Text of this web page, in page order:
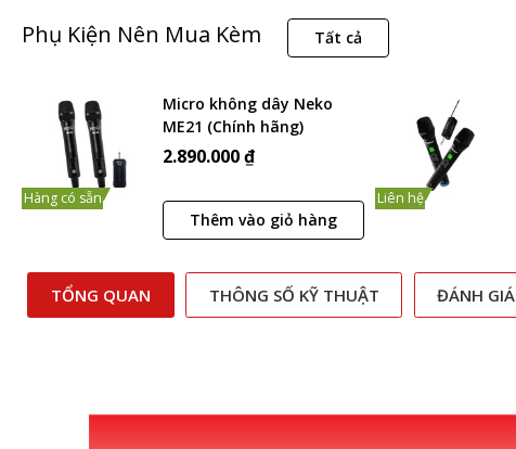
Phụ Kiện Nên Mua Kèm Tất cả
Hàng có sẵn
Micro không dây Neko
ME21 (Chính hãng)
2.890.000 ₫
Thêm vào giỏ hàng
Liên hệ
TỔNG QUAN THÔNG SỐ KỸ THUẬT ĐÁNH GIÁ